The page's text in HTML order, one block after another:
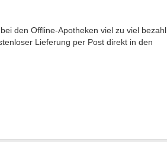
den Offline-Apotheken viel zu viel bezahl
Lieferung per Post direkt in den